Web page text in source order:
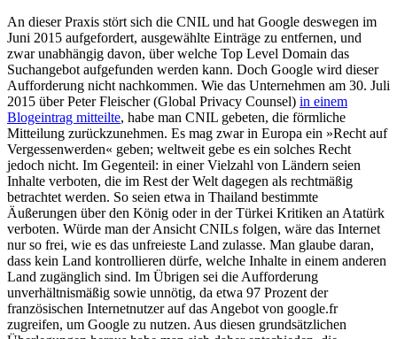
An dieser Praxis stört sich die CNIL und hat Google deswegen im
Juni 2015 aufgefordert, ausgewählte Einträge zu entfernen, und
zwar unabhängig davon, über welche Top Level Domain das
Suchangebot aufgefunden werden kann. Doch Google wird dieser
Aufforderung nicht nachkommen. Wie das Unternehmen am 30. Juli
2015 über Peter Fleischer (Global Privacy Counsel) in einem
Blogeintrag mitteilte, habe man CNIL gebeten, die förmliche
Mitteilung zurückzunehmen. Es mag zwar in Europa ein »Recht auf
Vergessenwerden« geben; weltweit gebe es ein solches Recht
jedoch nicht. Im Gegenteil: in einer Vielzahl von Ländern seien
Inhalte verboten, die im Rest der Welt dagegen als rechtmäßig
betrachtet werden. So seien etwa in Thailand bestimmte
Äußerungen über den König oder in der Türkei Kritiken an Atatürk
verboten. Würde man der Ansicht CNILs folgen, wäre das Internet
nur so frei, wie es das unfreieste Land zulasse. Man glaube daran,
dass kein Land kontrollieren dürfe, welche Inhalte in einem anderen
Land zugänglich sind. Im Übrigen sei die Aufforderung
unverhältnismäßig sowie unnötig, da etwa 97 Prozent der
französischen Internetnutzer auf das Angebot von google.fr
zugreifen, um Google zu nutzen. Aus diesen grundsätzlichen